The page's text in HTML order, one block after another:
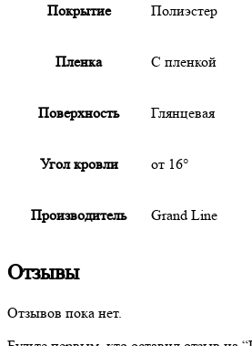
Покрытие Полиэстер
Пленка С пленкой
Поверхность Глянцевая
Угол кровли от 16°
Производитель Grand Line
Отзывы
Отзывов пока нет.